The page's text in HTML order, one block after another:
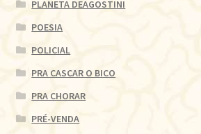
PLANETA DEAGOSTINI
POESIA
POLICIAL
PRA CASCAR O BICO
PRA CHORAR
PRÉ-VENDA